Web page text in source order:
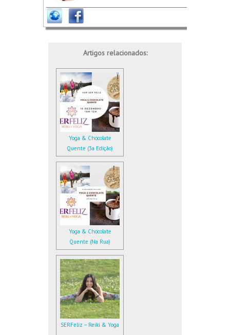
Artigos relacionados:
Yoga & Chocolate
Quente (3a Edição)
Yoga & Chocolate
Quente (Na Rua)
SERFeliz – Reiki & Yoga